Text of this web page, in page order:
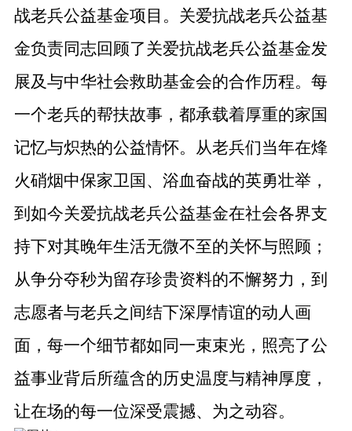
战老兵公益基金项目。关爱抗战老兵公益基
金负责同志回顾了关爱抗战老兵公益基金发
展及与中华社会救助基金会的合作历程。每
一个老兵的帮扶故事，都承载着厚重的家国
记忆与炽热的公益情怀。从老兵们当年在烽
火硝烟中保家卫国、浴血奋战的英勇壮举，
到如今关爱抗战老兵公益基金在社会各界支
持下对其晚年生活无微不至的关怀与照顾；
从争分夺秒为留存珍贵资料的不懈努力，到
志愿者与老兵之间结下深厚情谊的动人画
面，每一个细节都如同一束束光，照亮了公
益事业背后所蕴含的历史温度与精神厚度，
让在场的每一位深受震撼、为之动容。